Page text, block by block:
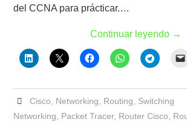
del CCNA para prácticar.…
Continuar leyendo →
Cisco Networking Routing Switching
Networking
Packet Tracer, Router Cisco